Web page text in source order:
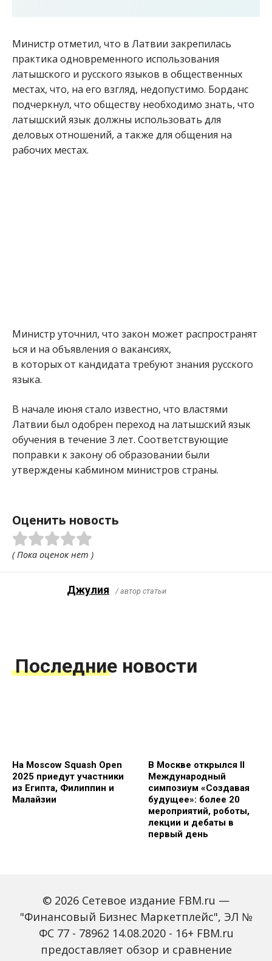
Министр отметил, что в Латвии закрепилась
практика одновременного использования
латышского и русского языков в общественных
местах, что, на его взгляд, недопустимо. Борданс
подчеркнул, что обществу необходимо знать, что
латышский язык должны использовать для
деловых отношений, а также для общения на
рабочих местах.
Министр уточнил, что закон может распространят
ься и на объявления о вакансиях,
в которых от кандидата требуют знания русского
языка.
В начале июня стало известно, что властями
Латвии был одобрен переход на латышский язык
обучения в течение 3 лет. Соответствующие
поправки к закону об образовании были
утверждены кабмином министров страны.
Оценить новость
( Пока оценок нет )
Джулия / автор статьи
Последние новости
На Moscow Squash Open
2025 приедут участники
из Египта, Филиппин и
Малайзии
В Москве открылся II
Международный
симпозиум «Создавая
будущее»: более 20
мероприятий, роботы,
лекции и дебаты в
первый день
Зарплаты вырастут,
Россиян предупредили
© 2026 Сетевое издание FBM.ru —
"Финансовый Бизнес Маркетплейс", ЭЛ №
ФС 77 - 78962 14.08.2020 - 16+ FBM.ru
предоставляет обзор и сравнение